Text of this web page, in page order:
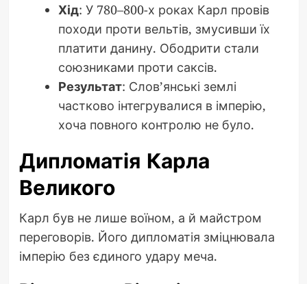
Хід: У 780–800-х роках Карл провів
походи проти вельтів, змусивши їх
платити данину. Ободрити стали
союзниками проти саксів.
Результат: Слов’янські землі
частково інтегрувалися в імперію,
хоча повного контролю не було.
Дипломатія Карла
Великого
Карл був не лише воїном, а й майстром
переговорів. Його дипломатія зміцнювала
імперію без єдиного удару меча.